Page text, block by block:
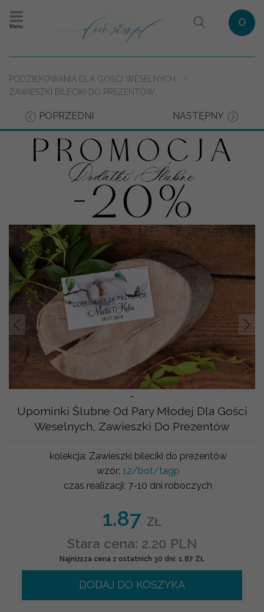
Menu 0
PODZIĘKOWANIA DLA GOŚCI WESELNYCH
ZAWIESZKI BILECIKI DO PREZENTÓW
POPRZEDNI NASTĘPNY
-
Prev
Upominki Ślubne Od Pary Młodej Dla Gości
Weselnych, Zawieszki Do Prezentów
kolekcja: Zawieszki bileciki do prezentów
wzór: 12/bot/tagp
czas realizacji: 7-10 dni roboczych
1.87 ZŁ
Stara cena: 2.20 PLN
Najniższa cena z ostatnich 30 dni: 1.87 ZŁ
DODAJ DO KOSZYKA